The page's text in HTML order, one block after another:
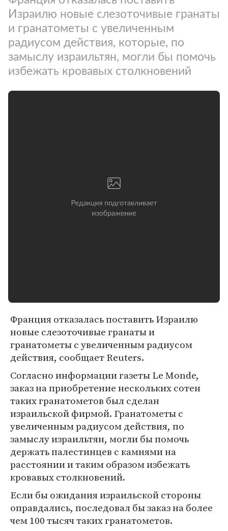
Израилю новые слезоточивые гранаты
и гранатометы с увеличенным
радиусом действия, которые, по
замыслу израильтян, могли бы помочь
избежать кровавых столкновений
Франция отказалась поставить Израилю
новые слезоточивые гранаты и
гранатометы с увеличенным радиусом
действия, сообщает Reuters.
Согласно информации газеты Le Monde,
заказ на приобретение нескольких сотен
таких гранатометов был сделан
израильской фирмой. Гранатометы с
увеличенным радиусом действия, по
замыслу израильтян, могли бы помочь
держать палестинцев с камнями на
расстоянии и таким образом избежать
кровавых столкновений.
Если бы ожидания израильской стороны
оправдались, последовал бы заказ на более
чем 100 тысяч таких гранатометов.